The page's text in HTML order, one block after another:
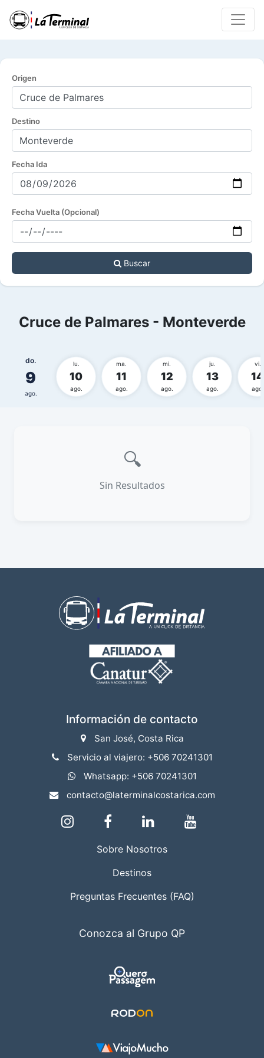
Origen
Destino
Fecha Ida
Fecha Vuelta (Opcional)
Buscar
Cruce de Palmares - Monteverde
do.
9
ago.
lu.
10
ago.
ma.
11
ago.
mi.
12
ago.
ju.
13
ago.
vi.
14
ago.
🔍
Sin Resultados
Información de contacto
San José, Costa Rica
Servicio al viajero: +506 70241301
Whatsapp: +506 70241301
contacto@laterminalcostarica.com
Sobre Nosotros
Destinos
Preguntas Frecuentes (FAQ)
Conozca al Grupo QP